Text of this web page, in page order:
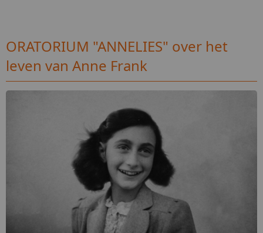
ORATORIUM "ANNELIES" over het
leven van Anne Frank